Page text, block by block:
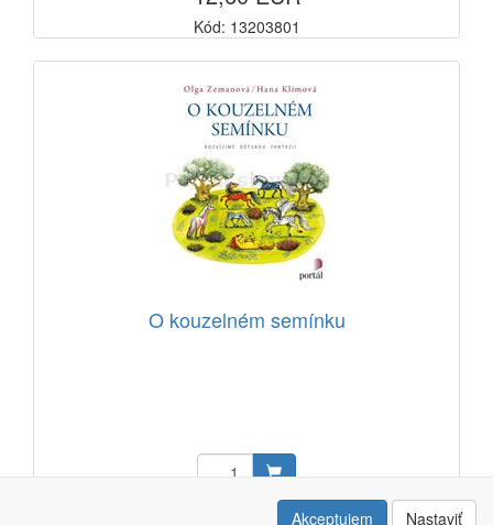
Kód: 13203801
O kouzelném semínku
9,54 EURAkceptujem Nastaviť